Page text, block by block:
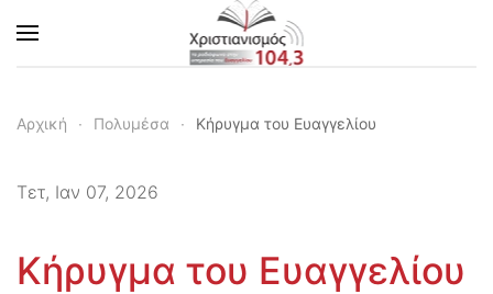
Skip to main content
Αρχική Πολυμέσα Κήρυγμα του Ευαγγελίου
Τετ, Ιαν 07, 2026
Κήρυγμα του Ευαγγελίου